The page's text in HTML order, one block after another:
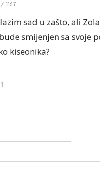
11:17
sad u zašto, ali
smijenjen sa svoje
kiseonika?
1